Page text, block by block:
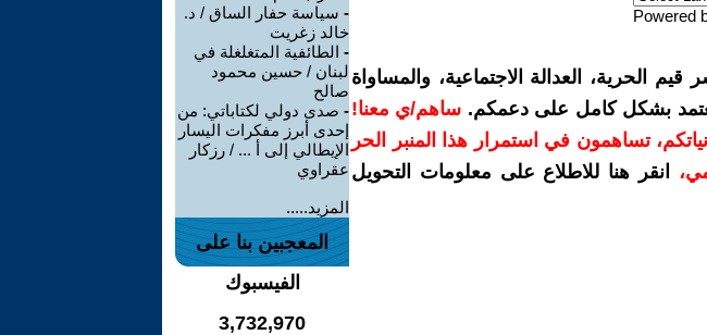
Powered
الحرية، العدالة الاجتماعية، والمساواة
يعتمد بشكل كامل على دعمكم. ساهم/ي معنا!
إمكانياتكم، تساهمون في استمرار هذا المنبر الحر
،
انقر هنا للاطلاع على معلومات التحويل
- سياسة حفار الساق / د.
خالد زغريت
- الطائفية المتغلغلة في
لبنان / حسين محمود
صالح
- صدى دولي لكتاباتي: من
إحدى أبرز مفكرات اليسار
الإيطالي إلى أ ... / رزكار
عقراوي
المزيد.....
المعجبين بنا على
الفيسبوك
3,732,970